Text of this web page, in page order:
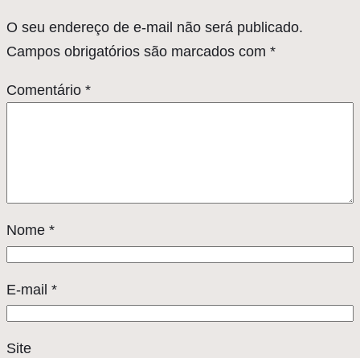
O seu endereço de e-mail não será publicado.
Campos obrigatórios são marcados com *
Comentário *
Nome *
E-mail *
Site